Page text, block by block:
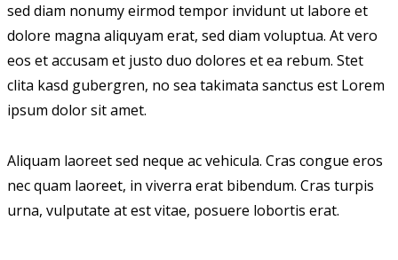
sed diam nonumy eirmod tempor invidunt ut labore et
dolore magna aliquyam erat, sed diam voluptua. At vero
eos et accusam et justo duo dolores et ea rebum. Stet
clita kasd gubergren, no sea takimata sanctus est Lorem
ipsum dolor sit amet.
Aliquam laoreet sed neque ac vehicula. Cras congue eros
nec quam laoreet, in viverra erat bibendum. Cras turpis
urna, vulputate at est vitae, posuere lobortis erat.